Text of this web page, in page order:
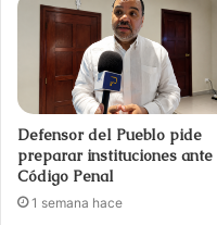
Defensor del Pueblo pide
preparar instituciones ante
Código Penal
1 semana hace